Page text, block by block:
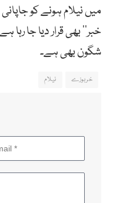
میں نیلام ہونے کو
خبر‘‘ بھی قرار دیا جا
شگون بھی ہے۔
خربوزے نیلام